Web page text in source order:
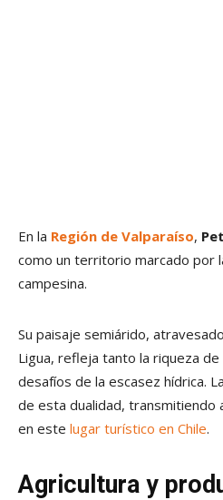
En la Región de Valparaíso,
como un territorio marcado por
campesina.
Su paisaje semiárido,
Ligua, refleja tanto la riqueza
desafíos de la escasez hídrica.
de esta dualidad, transmitiendo
en este lugar turístico en Chile.
Agricultura y